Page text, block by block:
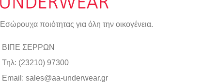
Εσώρουχα ποιότητας για όλη την οικογένεια.
ΒΙΠΕ ΣΕΡΡΩΝ
Τηλ: (23210) 97300
Email: sales@aa-underwear.gr